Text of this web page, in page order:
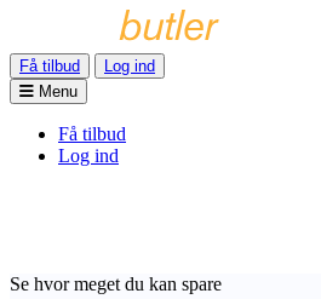
Få tilbud
Log ind
Menu
Få tilbud
Log ind
Se hvor meget du kan spare